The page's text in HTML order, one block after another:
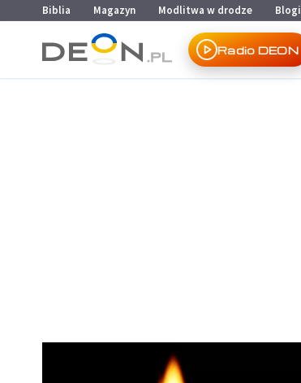
Przejdź do menu głównego
Przejdź do treści
Biblia Magazyn Modlitwa w drodze Blogi
Radio DEON